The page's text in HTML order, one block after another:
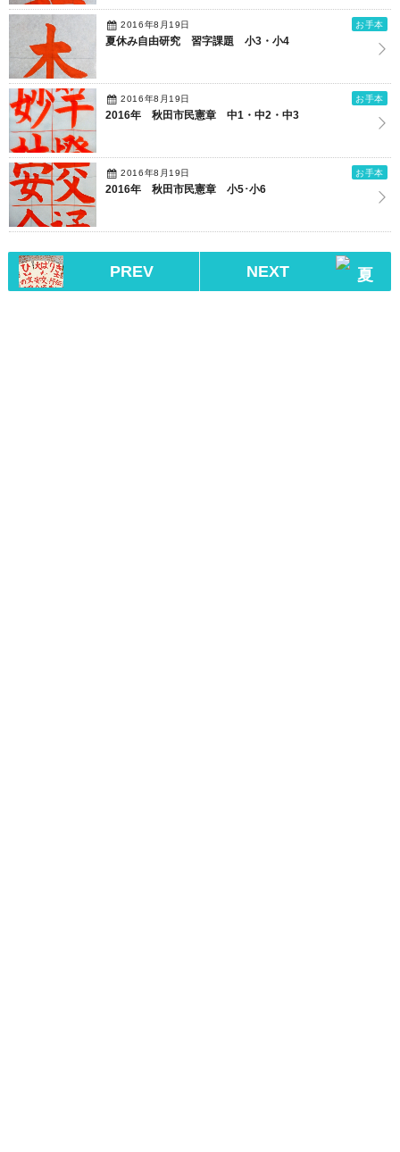
2016年8月19日 お手本
夏休み自由研究 習字課題 小3・小4
2016年8月19日 お手本
2016年 秋田市民憲章 中1・中2・中3
2016年8月19日 お手本
2016年 秋田市民憲章 小5･小6
PREV NEXT